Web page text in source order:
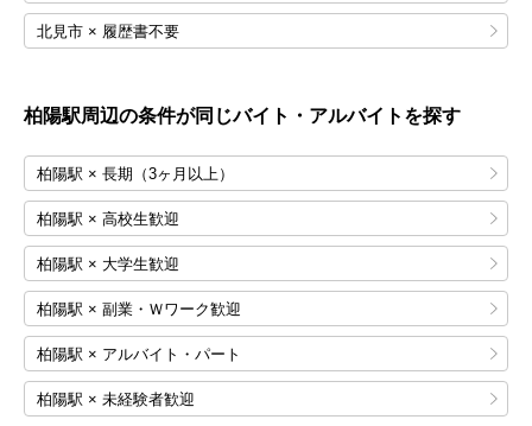
北見市 × 履歴書不要
柏陽駅周辺の条件が同じバイト・アルバイトを探す
柏陽駅 × 長期（3ヶ月以上）
柏陽駅 × 高校生歓迎
柏陽駅 × 大学生歓迎
柏陽駅 × 副業・Ｗワーク歓迎
柏陽駅 × アルバイト・パート
柏陽駅 × 未経験者歓迎